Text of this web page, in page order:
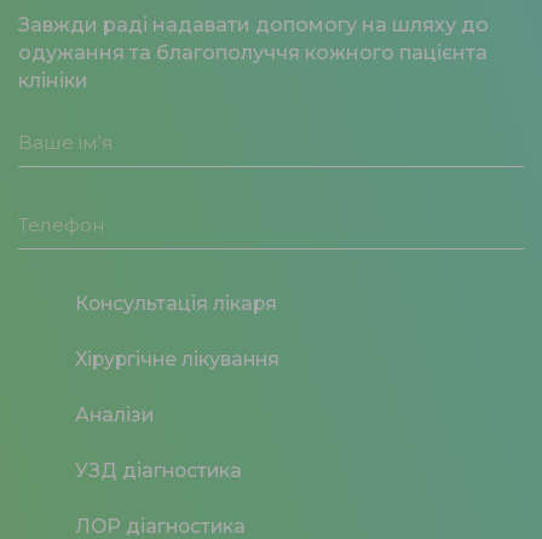
Завжди раді надавати допомогу на шляху до
одужання та благополуччя кожного пацієнта
клініки
Консультація лікаря
Хірургічне лікування
Аналізи
УЗД діагностика
ЛОР діагностика